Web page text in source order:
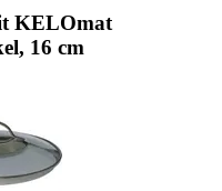
KELOmat
16 cm